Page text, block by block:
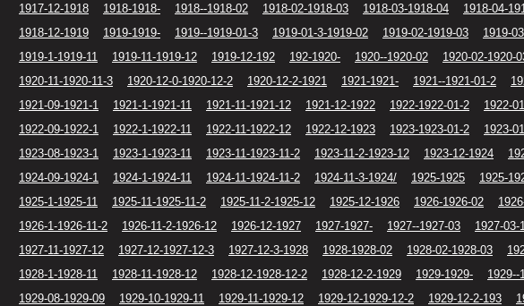
1917-12-1918
1918-1918- 1918--1918-02 1918-02-1918-03 1918-03-1918-04 1918-04-
1918-12-1919
1919-1919- 1919--1919-01-3 1919-01-3-1919-02 1919-02-1919-03 1919-
1919-1-1919-11
1919-11-1919-12 1919-12-192 192-1920- 1920--1920-02 1920-02-1920-
1920-11-1920-11-3
1920-12-0-1920-12-2 1920-12-2-1921 1921-1921- 1921--1921-01-2
1921-09-1921-1
1921-1-1921-11 1921-11-1921-12 1921-12-1922 1922-1922-01-2 1922-
1922-09-1922-1
1922-1-1922-11 1922-11-1922-12 1922-12-1923 1923-1923-01-2 1923-
1923-08-1923-1
1923-1-1923-11 1923-11-1923-11-2 1923-11-2-1923-12 1923-12-1924
1924-09-1924-1
1924-1-1924-11 1924-11-1924-11-2 1924-11-3-1924/ 1925-1925 1925-
1925-1-1925-11
1925-11-1925-11-2 1925-11-2-1925-12 1925-12-1926 1926-1926-02
1926-1-1926-11-2
1926-11-2-1926-12 1926-12-1927 1927-1927- 1927--1927-03 1927-03-
1927-11-1927-12
1927-12-1927-12-3 1927-12-3-1928 1928-1928-02 1928-02-1928-03
1928-1-1928-11
1928-11-1928-12 1928-12-1928-12-2 1928-12-2-1929 1929-1929- 1929--
1929-08-1929-09
1929-10-1929-11 1929-11-1929-12 1929-12-1929-12-2 1929-12-2-193